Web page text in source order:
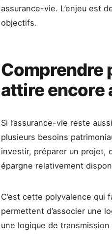
assurance-vie. L’enjeu est
objectifs.
Comprendre
attire encore
Si l’assurance-vie reste
plusieurs besoins
investir, préparer un projet,
épargne relativement
C’est cette polyvalence qui
permettent d’associer une
une logique de